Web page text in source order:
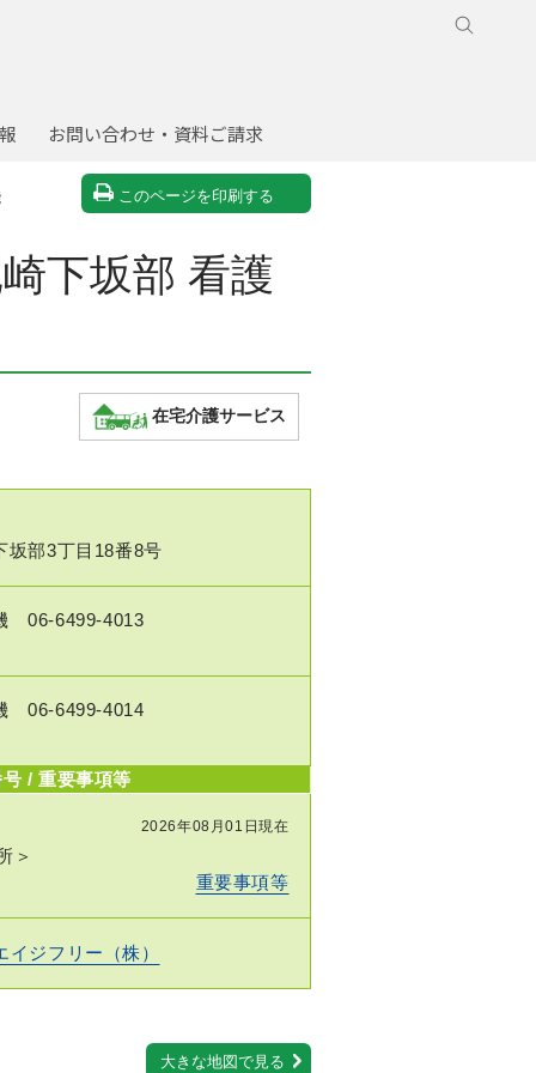
お問い合わせ・資料ご請求
このページを印刷する
下坂部 看護
在宅介護サービス
坂部3丁目18番8号
06-6499-4013
06-6499-4014
/ 重要事項等
2026年08月01日現在
＞
重要事項等
ジフリー（株）
大きな地図で見る